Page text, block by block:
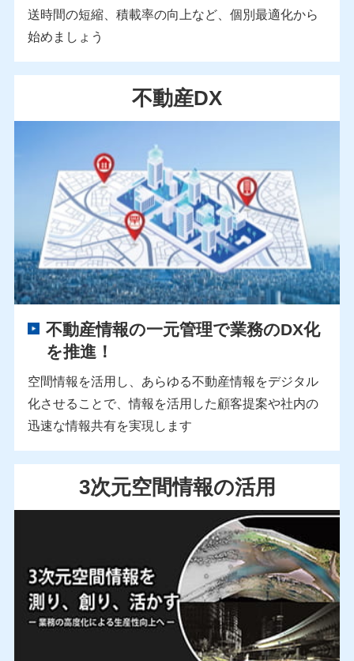
送時間の短縮、積載率の向上など、個別最適化から
始めましょう
不動産DX
不動産情報の一元管理で業務のDX化
を推進！
空間情報を活用し、あらゆる不動産情報をデジタル
化させることで、情報を活用した顧客提案や社内の
迅速な情報共有を実現します
3次元空間情報の活用